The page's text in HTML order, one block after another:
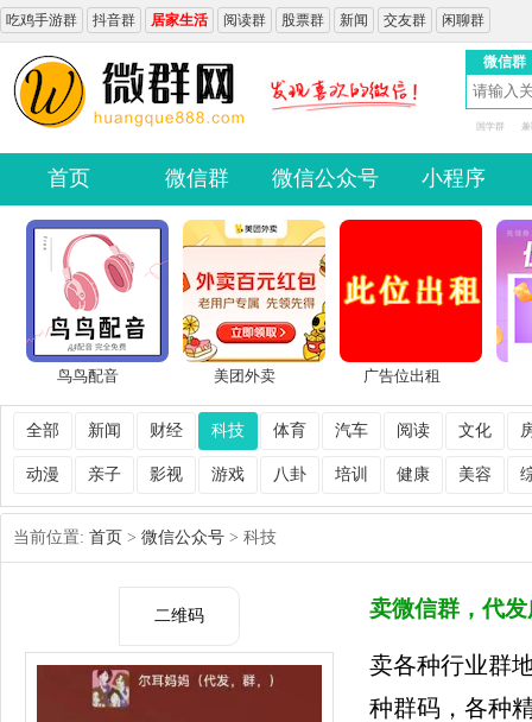
吃鸡手游群 抖音群 居家生活 阅读群 股票群 新闻 交友群 闲聊群
微信群
国学群
首页 微信群 微信公众号 小程序
鸟鸟配音 美团外卖 广告位出租
全部 新闻 财经 科技 体育 汽车 阅读 文化
动漫 亲子 影视 游戏 八卦 培训 健康 美容
当前位置: 首页 > 微信公众号 > 科技
二维码 卖微信群，代
卖各种行业群
种群码，各种